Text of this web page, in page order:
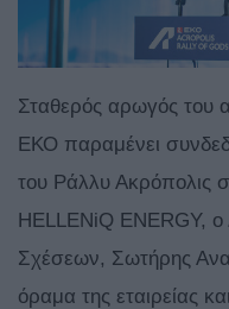
Σταθερός αρωγός του
ΕΚΟ παραμένει
του Ράλλυ Ακρόπολις
HELLENiQ ENERGY, ο
Σχέσεων, Σωτήρης
όραμα της εταιρείας